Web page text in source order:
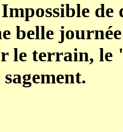
de
belle
le terrain, le